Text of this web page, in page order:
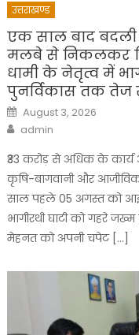
उत्तराखण्ड
एक साल बाद बदली
मलबे से निकलकर
धामी के नेतृत्व में
पुनर्विकास तक
Posted
on
August 3, 2026
Author
admin
₹33 करोड़ से अधिक के
कृषि-बागवानी और
साल पहले 05 अगस्त को
भागीरथी घाटी को गहरे
मेहनत को अपनी चपेट […]